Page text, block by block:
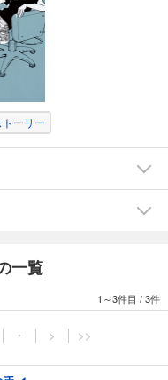
ーリー
一覧
1～3件目 /3件
・ > >>